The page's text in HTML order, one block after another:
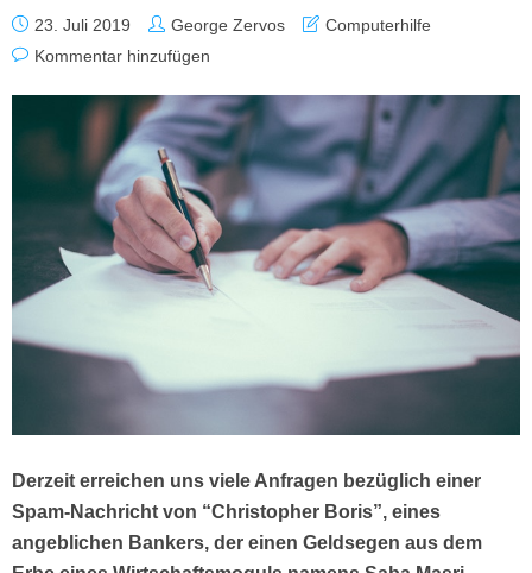
23. Juli 2019 George Zervos
Computerhilfe
Kommentar hinzufügen
Derzeit erreichen uns viele Anfragen bezüglich einer
Spam-Nachricht von “Christopher Boris”, eines
angeblichen Bankers, der einen Geldsegen aus dem